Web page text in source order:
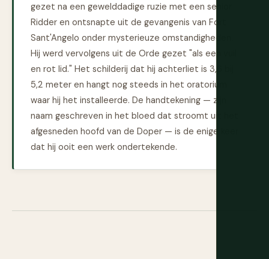
gezet na een gewelddadige ruzie met een senior
Ridder en ontsnapte uit de gevangenis van Fort
Sant'Angelo onder mysterieuze omstandigheden.
Hij werd vervolgens uit de Orde gezet "als een vuil
en rot lid." Het schilderij dat hij achterliet is 3,6 bij
5,2 meter en hangt nog steeds in het oratorium
waar hij het installeerde. De handtekening — zijn
naam geschreven in het bloed dat stroomt uit het
afgesneden hoofd van de Doper — is de enige keer
dat hij ooit een werk ondertekende.